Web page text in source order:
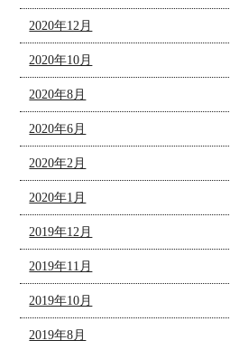
2020年12月
2020年10月
2020年8月
2020年6月
2020年2月
2020年1月
2019年12月
2019年11月
2019年10月
2019年8月